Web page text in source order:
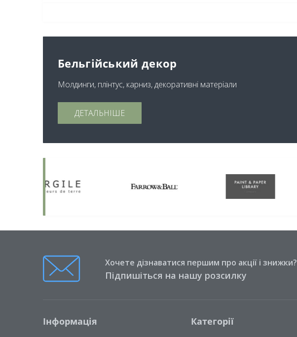
Бельгійський декор
Молдинги, плінтус, карниз, декоративні матеріали
ДЕТАЛЬНІШЕ
Хочете дізнаватися першим про акції і знижки?
Підпишіться на нашу розсилку
Інформація Категорії